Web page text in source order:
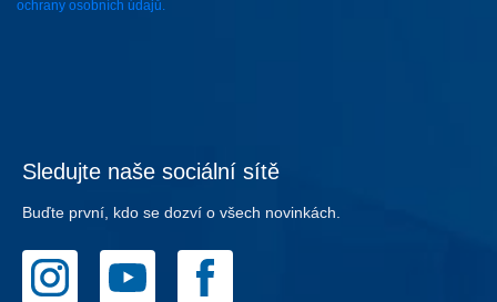
ochrany osobních údajů.
Sledujte naše sociální sítě
Buďte první, kdo se dozví o všech novinkách.